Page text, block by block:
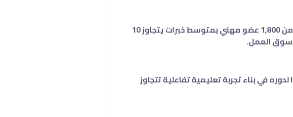
ويأتي هذا الإنجاز تتويجًا لنموذج تعليمي مبتكر قائم على “التعلم المجتمعي”، حيث يضم المجتمع أكثر من 1,800 عضو مهني بمتوسط خبرات يتجاوز 10
في بناء تجربة تعليمية تفاعلية تتجاوز